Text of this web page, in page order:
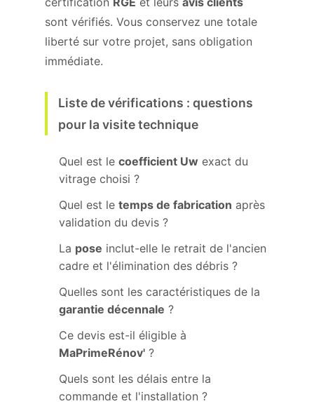
sont vérifiés. Vous conservez une totale
liberté sur votre projet, sans obligation
immédiate.
Liste de vérifications : questions
pour la visite technique
Quel est le coefficient Uw exact du
vitrage choisi ?
Quel est le temps de fabrication après
validation du devis ?
La pose inclut-elle le retrait de l'ancien
cadre et l'élimination des débris ?
Quelles sont les caractéristiques de la
garantie décennale ?
Ce devis est-il éligible à
MaPrimeRénov' ?
Quels sont les délais entre la
commande et l'installation ?